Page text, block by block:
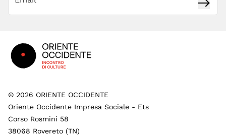
© 2026 ORIENTE OCCIDENTE
Oriente Occidente Impresa Sociale - Ets
Corso Rosmini 58
38068 Rovereto (TN)